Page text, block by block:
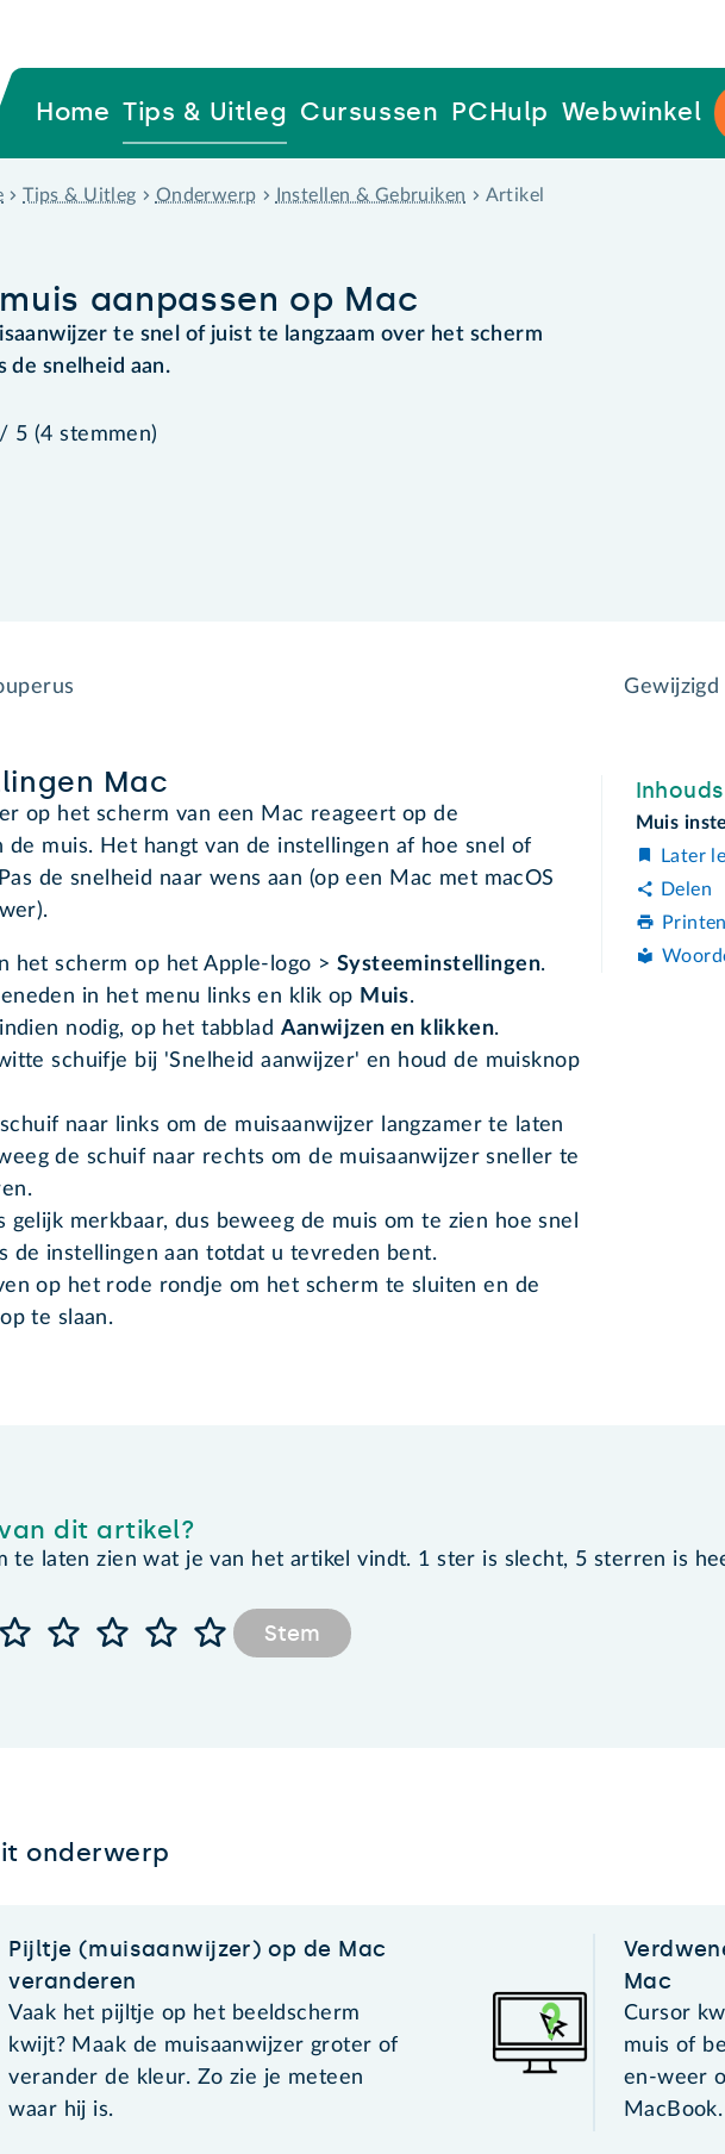
Home Tips & Uitleg Cursussen PCHulp Webwinkel
Tips & Uitleg Onderwerp Instellen & Gebruiken Artikel
aanpassen op Mac
te snel of juist te langzaam over het scherm
de snelheid aan.
/ 5 (4 stemmen)
Mac
op het scherm van een Mac reageert op de
de muis. Het hangt van de instellingen af hoe snel of
de snelheid naar wens aan (op een Mac met macOS
het scherm op het Apple-logo > Systeeminstellingen.
in het menu links en klik op Muis.
nodig, op het tabblad Aanwijzen en klikken.
schuifje bij 'Snelheid aanwijzer' en houd de muisknop
naar links om de muisaanwijzer langzamer te laten
de schuif naar rechts om de muisaanwijzer sneller te
gelijk merkbaar, dus beweeg de muis om te zien hoe snel
de instellingen aan totdat u tevreden bent.
op het rode rondje om het scherm te sluiten en de
te slaan.
Muis
Later
Delen
dit artikel?
te laten zien wat je van het artikel vindt. 1 ster is slecht, 5 sterren is
Stem
onderwerp
Pijltje (muisaanwijzer) op de Mac
veranderen
Vaak het pijltje op het beeldscherm
kwijt? Maak de muisaanwijzer groter of
verander de kleur. Zo zie je meteen
waar hij is.
Mac
Cursor
muis of
en-weer
MacBook.